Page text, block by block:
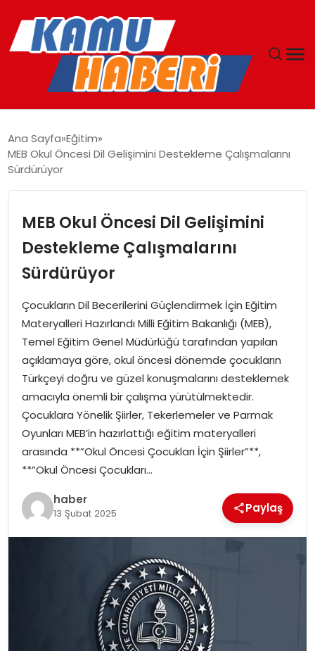
YAŞAM
EKONOMI
SPOR
TEKNOLOJI
EĞITIM
GENEL
Ana Sayfa Eğitim
MEB Okul Öncesi Dil Gelişimini Destekleme Çalışmalarını
Sürdürüyor
MEB Okul Öncesi Dil Gelişimini
Destekleme Çalışmalarını
Sürdürüyor
Çocukların Dil Becerilerini Güçlendirmek İçin Eğitim
Materyalleri Hazırlandı Milli Eğitim Bakanlığı (MEB),
Temel Eğitim Genel Müdürlüğü tarafından yapılan
açıklamaya göre, okul öncesi dönemde çocukların
Türkçeyi doğru ve güzel konuşmalarını desteklemek
amacıyla önemli bir çalışma yürütülmektedir.
Çocuklara Yönelik Şiirler, Tekerlemeler ve Parmak
Oyunları MEB’in hazırlattığı eğitim materyalleri
arasında **”Okul Öncesi Çocukları İçin Şiirler”**,
**”Okul Öncesi Çocukları…
haber
13 Şubat 2025 Paylaş